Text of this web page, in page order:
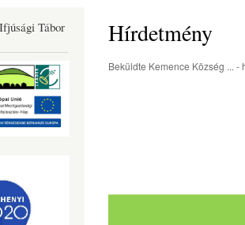
Tábor
Hírdetmény
Beküldte Kemence Község ... -